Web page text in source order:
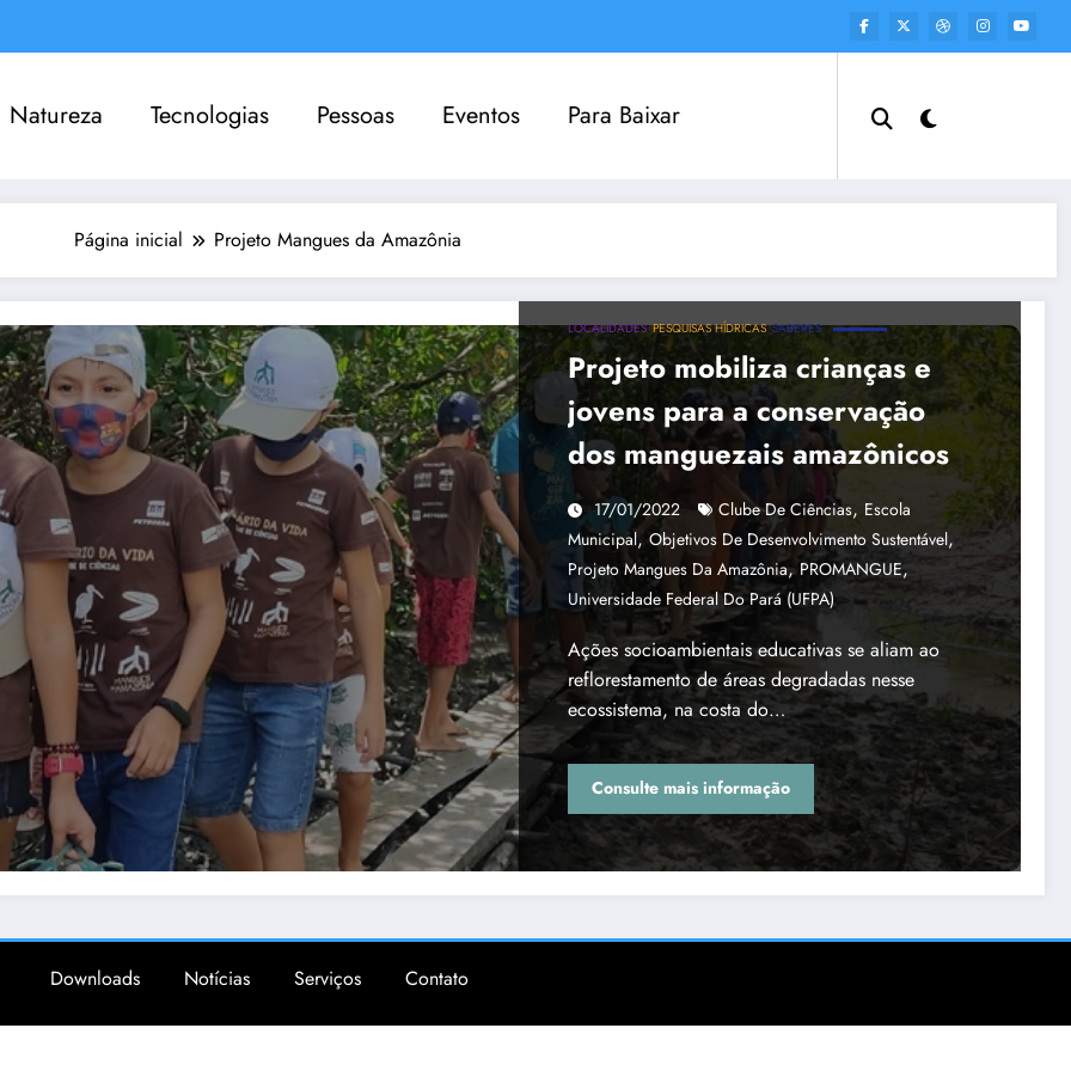
Natureza Tecnologias Pessoas Eventos Para Baixar
Página inicial Projeto Mangues da Amazônia
LOCALIDADES PESQUISAS HÍDRICAS SABERES
Projeto mobiliza crianças e
jovens para a conservação
dos manguezais amazônicos
17/01/2022 Clube De Ciências, Escola
Municipal, Objetivos De Desenvolvimento Sustentável,
Projeto Mangues Da Amazônia, PROMANGUE,
Universidade Federal Do Pará (UFPA)
Ações socioambientais educativas se aliam ao
reflorestamento de áreas degradadas nesse
ecossistema, na costa do…
Consulte mais informação
Downloads Notícias Serviços Contato